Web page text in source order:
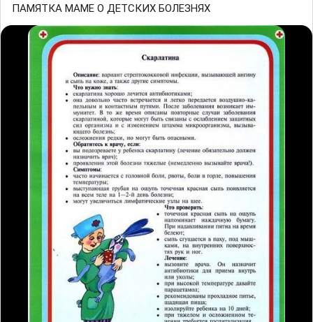
ПАМЯТКА МАМЕ О ДЕТСКИХ БОЛЕЗНЯХ